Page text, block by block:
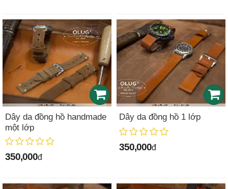
Dây da đồng hồ handmade
một lớp
350,000đ
Dây da đồng hồ 1 lớp
350,000đ